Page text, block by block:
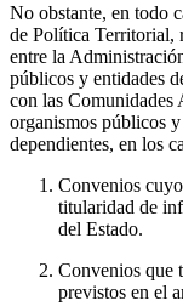
No obstante, en todo
de Política Territorial,
entre la
públicos y entidades
con las Comunidades
organismos públicos
dependientes, en los
Convenios
titularidad de
del Estado.
Convenios que
previstos en el